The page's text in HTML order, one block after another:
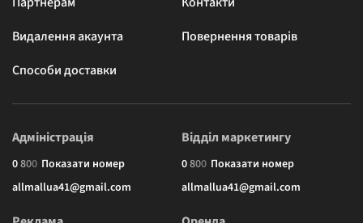
Видалення акаунта
Повернення товарів
Способи доставки
Адміністрація
0800 Показати номер
allmallua41@gmail.com
Відділ маркетингу
0800 Показати номер
allmallua41@gmail.com